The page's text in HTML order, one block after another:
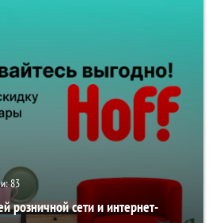
83
розничной сети и интернет-